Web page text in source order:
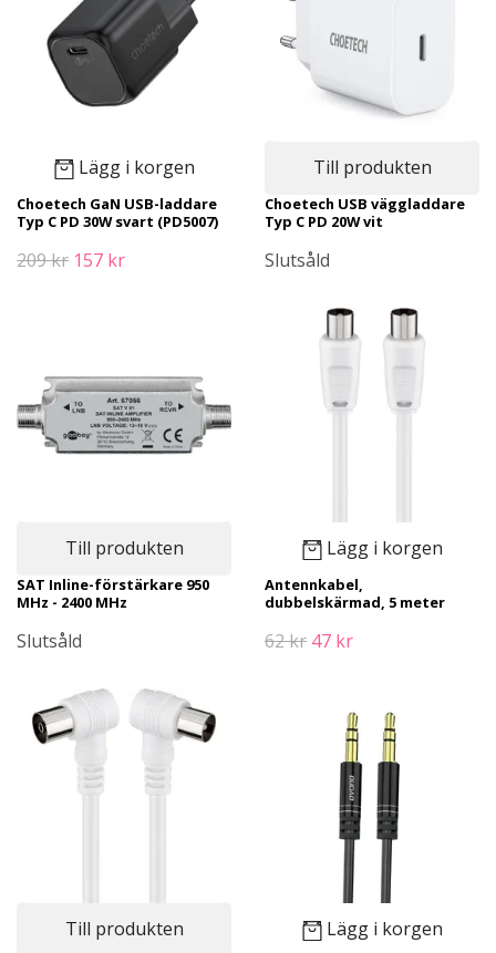
Lägg i korgen
Choetech GaN USB-laddare
Typ C PD 30W svart (PD5007)
209 kr 157 kr
Till produkten
Choetech USB väggladdare
Typ C PD 20W vit
Slutsåld
Till produkten
SAT Inline-förstärkare 950
MHz - 2400 MHz
Slutsåld
Lägg i korgen
Antennkabel,
dubbelskärmad, 5 meter
62 kr 47 kr
Till produkten Lägg i korgen